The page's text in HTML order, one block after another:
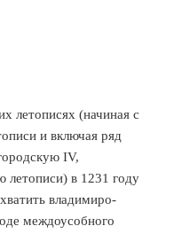
летописях (начиная с
и включая ряд
IV,
летописи) в 1231 году
владимиро-
междоусобного